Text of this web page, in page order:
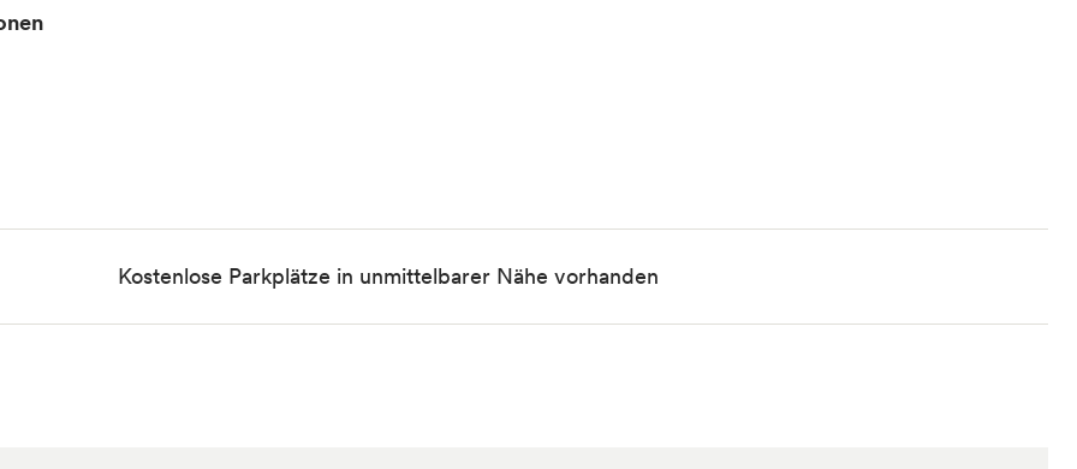
Kostenlose Parkplätze in unmittelbarer Nähe vorhanden